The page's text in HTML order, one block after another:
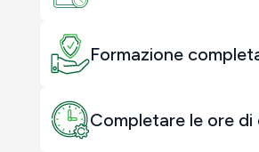
Formazione
Completare le ore di